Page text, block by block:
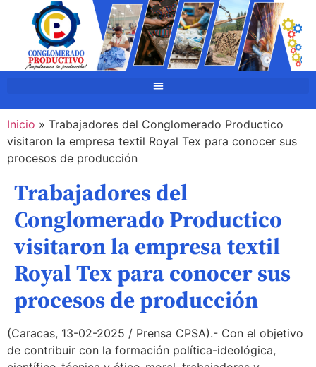
Inicio » Trabajadores del Conglomerado Productico
visitaron la empresa textil Royal Tex para conocer sus
procesos de producción
Trabajadores del
Conglomerado Productico
visitaron la empresa textil
Royal Tex para conocer sus
procesos de producción
(Caracas, 13-02-2025 / Prensa CPSA).- Con el objetivo
de contribuir con la formación política-ideológica,